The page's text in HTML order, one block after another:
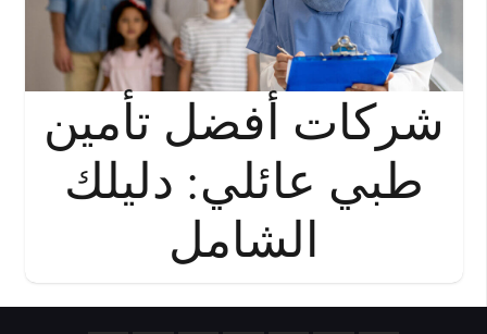
شركات أفضل تأمين
طبي عائلي: دليلك
الشامل